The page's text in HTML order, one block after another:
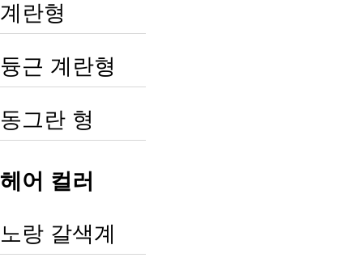
계란형
듕근 계란형
동그란 형
헤어 컬러
노랑 갈색계